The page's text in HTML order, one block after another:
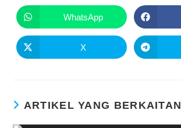
WhatsApp
X
ARTIKEL YANG BERKAITAN